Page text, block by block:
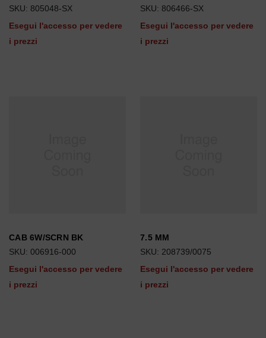
SKU: 805048-SX
Esegui l'accesso per vedere
i prezzi
SKU: 806466-SX
Esegui l'accesso per vedere
i prezzi
CAB 6W/SCRN BK
SKU: 006916-000
Esegui l'accesso per vedere
i prezzi
7.5 MM
SKU: 208739/0075
Esegui l'accesso per vedere
i prezzi